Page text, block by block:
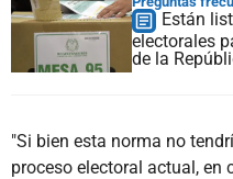
Están
electorales
de la
"Si bien esta norma no
proceso electoral actual, en